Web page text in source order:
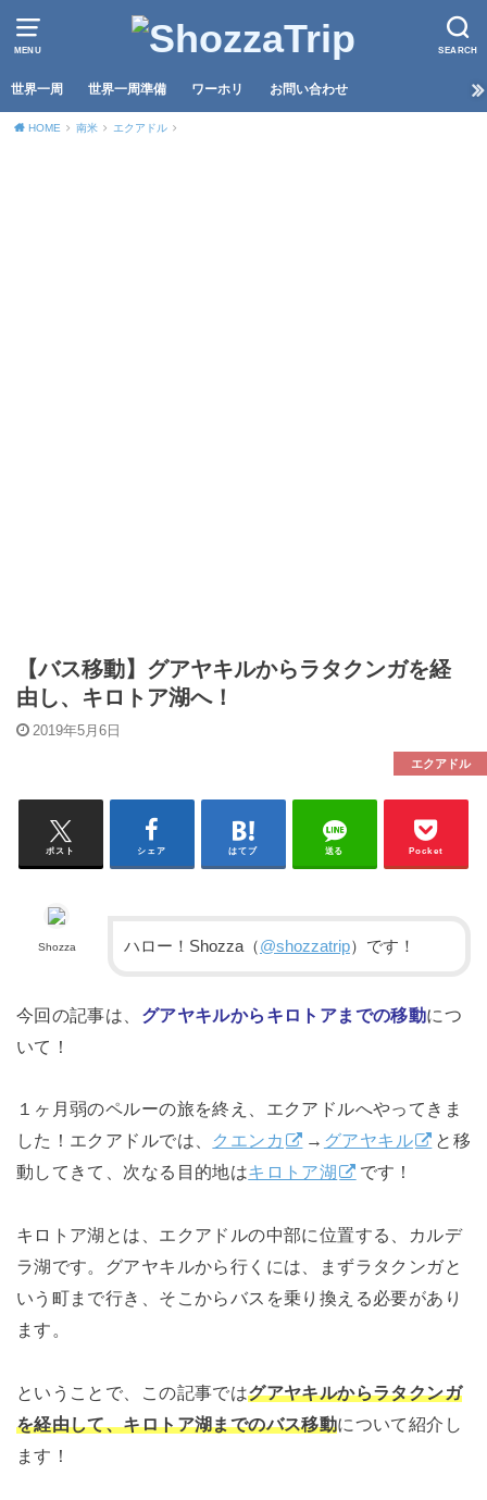
MENU SEARCH
世界一周 世界一周準備 ワーホリ お問い合わせ
HOME 南米 エクアドル
【バス移動】グアヤキルからラタクンガを経
由し、キロトア湖へ！
2019年5月6日
エクアドル
ポスト シェア はてブ 送る Pocket
Shozza ハロー！Shozza（@shozzatrip）です！
今回の記事は、 グアヤキルからキロトアまでの移動につ
いて！
１ヶ月弱のペルーの旅を終え、エクアドルへやってきま
した！エクアドルでは、 クエンカ → グアヤキル
と移
動してきて、次なる目的地はキロトア湖 です！
キロトア湖とは、エクアドルの中部に位置する、カルデ
ラ湖です。グアヤキルから行くには、まずラタクンガと
いう町まで行き、そこからバスを乗り換える必要があり
ます。
ということで、この記事ではグアヤキルからラタクンガ
を経由して、キロトア湖までのバス移動について紹介し
ます！